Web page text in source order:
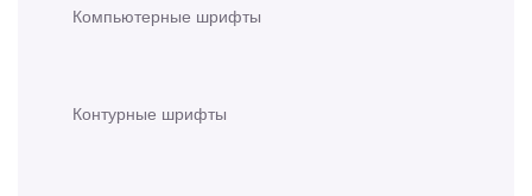
Компьютерные шрифты
Контурные шрифты